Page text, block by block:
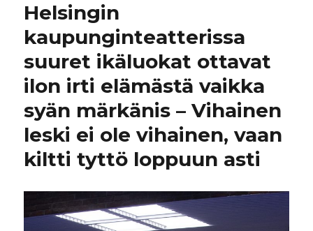
Helsingin
kaupunginteatterissa
suuret ikäluokat ottavat
ilon irti elämästä vaikka
syän märkänis – Vihainen
leski ei ole vihainen, vaan
kiltti tyttö loppuun asti